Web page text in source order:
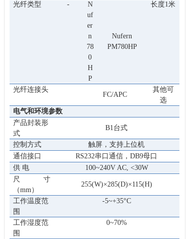
光纤类型 -
N
uf
er
n
78
0
H
P
Nufern
PM780HP
长度1米
光纤连接头
FC/APC
其他可
选
电气和环境参数
产品封装形
式
B1台式
控制方式
触屏，支持上位机
通信接口
RS232串口通信，DB9母口
供 电
100~240V AC, <30W
尺
寸
（mm）
255(W)×285(D)×115(H)
工作温度范
围
-5~+35°C
工作湿度范
围
0~70%